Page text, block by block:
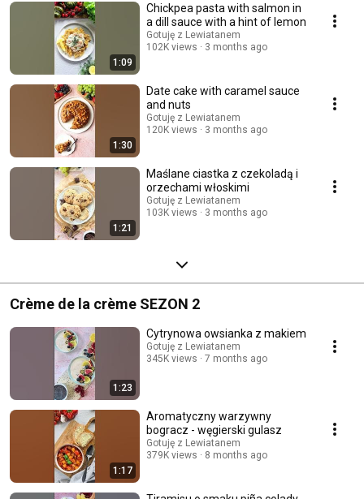
1:09
Chickpea pasta with salmon in
a dill sauce with a hint of lemon
Gotuję z Lewiatanem
102K views
3 months ago
1:30
Date cake with caramel sauce
and nuts
Gotuję z Lewiatanem
120K views
3 months ago
1:21
Maślane ciastka z czekoladą i
orzechami włoskimi
Gotuję z Lewiatanem
103K views
3 months ago
Crème de la crème SEZON 2
1:23
Cytrynowa owsianka z makiem
Gotuję z Lewiatanem
345K views
7 months ago
1:17
Aromatyczny warzywny
bogracz - węgierski gulasz
Gotuję z Lewiatanem
379K views
8 months ago